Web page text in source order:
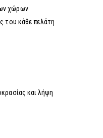
χώρων
του κάθε πελάτη
και λήψη